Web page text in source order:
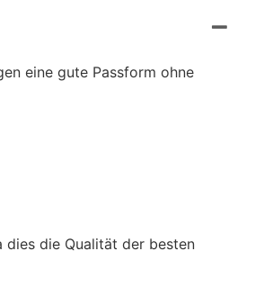
eine gute Passform ohne
dies die Qualität der besten